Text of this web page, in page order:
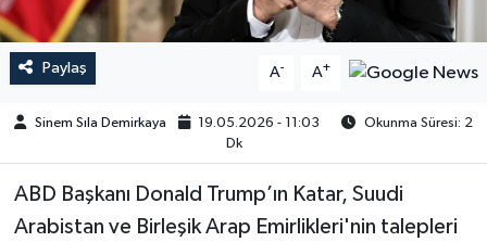
Paylaş A- A+
Sinem Sıla Demirkaya 19.05.2026 - 11:03
Okunma Süresi: 2
Dk
ABD Başkanı Donald Trump’ın Katar, Suudi
Arabistan ve Birleşik Arap Emirlikleri'nin talepleri